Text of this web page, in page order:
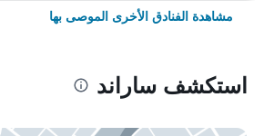
مشاهدة الفنادق الأخرى الموصى بها
استكشف ساراند